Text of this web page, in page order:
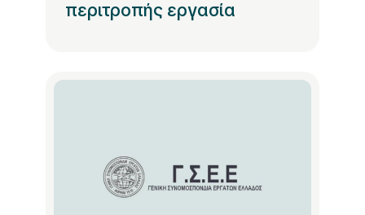
περιτροπής εργασία